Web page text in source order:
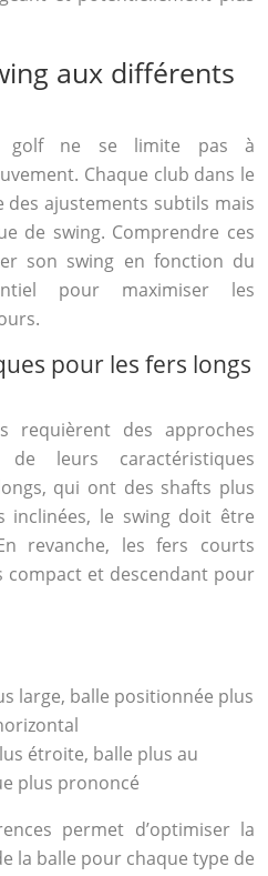
aux différents
golf ne se limite pas à
Chaque club dans le
des ajustements subtils mais
de swing. Comprendre ces
son swing en fonction du
pour maximiser les
pour les fers longs
requièrent des approches
leurs caractéristiques
qui ont des shafts plus
inclinées, le swing doit être
revanche, les fers courts
compact et descendant pour
large, balle positionnée plus
étroite, balle plus au
plus prononcé
permet d’optimiser la
la balle pour chaque type de